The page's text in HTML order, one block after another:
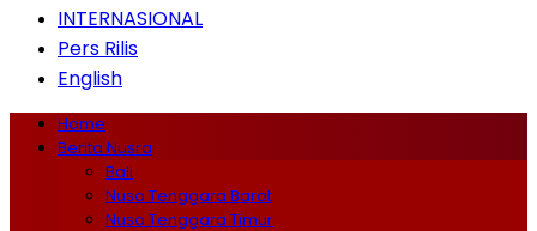
INTERNASIONAL
Pers Rilis
English
Home
Berita Nusra
Bali
Nusa Tenggara Barat
Nusa Tenggara Timur